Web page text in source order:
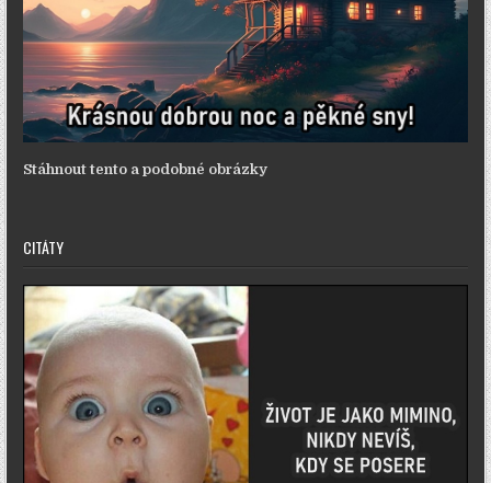
Stáhnout tento a podobné obrázky
CITÁTY